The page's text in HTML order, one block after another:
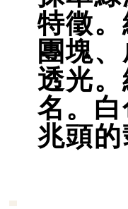
特徵
團塊
透光
名。
兆頭